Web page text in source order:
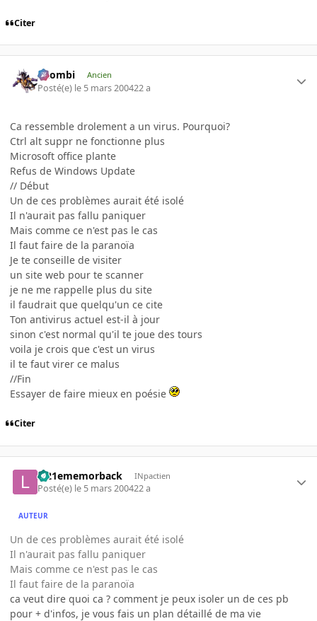
Citer
XZombi Ancien
Posté(e) le 5 mars 200422 a
Ca ressemble drolement a un virus. Pourquoi?
Ctrl alt suppr ne fonctionne plus
Microsoft office plante
Refus de Windows Update
// Début
Un de ces problèmes aurait été isolé
Il n'aurait pas fallu paniquer
Mais comme ce n'est pas le cas
Il faut faire de la paranoïa
Je te conseille de visiter
un site web pour te scanner
je ne me rappelle plus du site
il faudrait que quelqu'un ce cite
Ton antivirus actuel est-il à jour
sinon c'est normal qu'il te joue des tours
voila je crois que c'est un virus
il te faut virer ce malus
//Fin
Essayer de faire mieux en poésie
Citer
le21ememorback INpactien
Posté(e) le 5 mars 200422 a
AUTEUR
Un de ces problèmes aurait été isolé
Il n'aurait pas fallu paniquer
Mais comme ce n'est pas le cas
Il faut faire de la paranoïa
ca veut dire quoi ca ? comment je peux isoler un de ces pb
pour + d'infos, je vous fais un plan détaillé de ma vie